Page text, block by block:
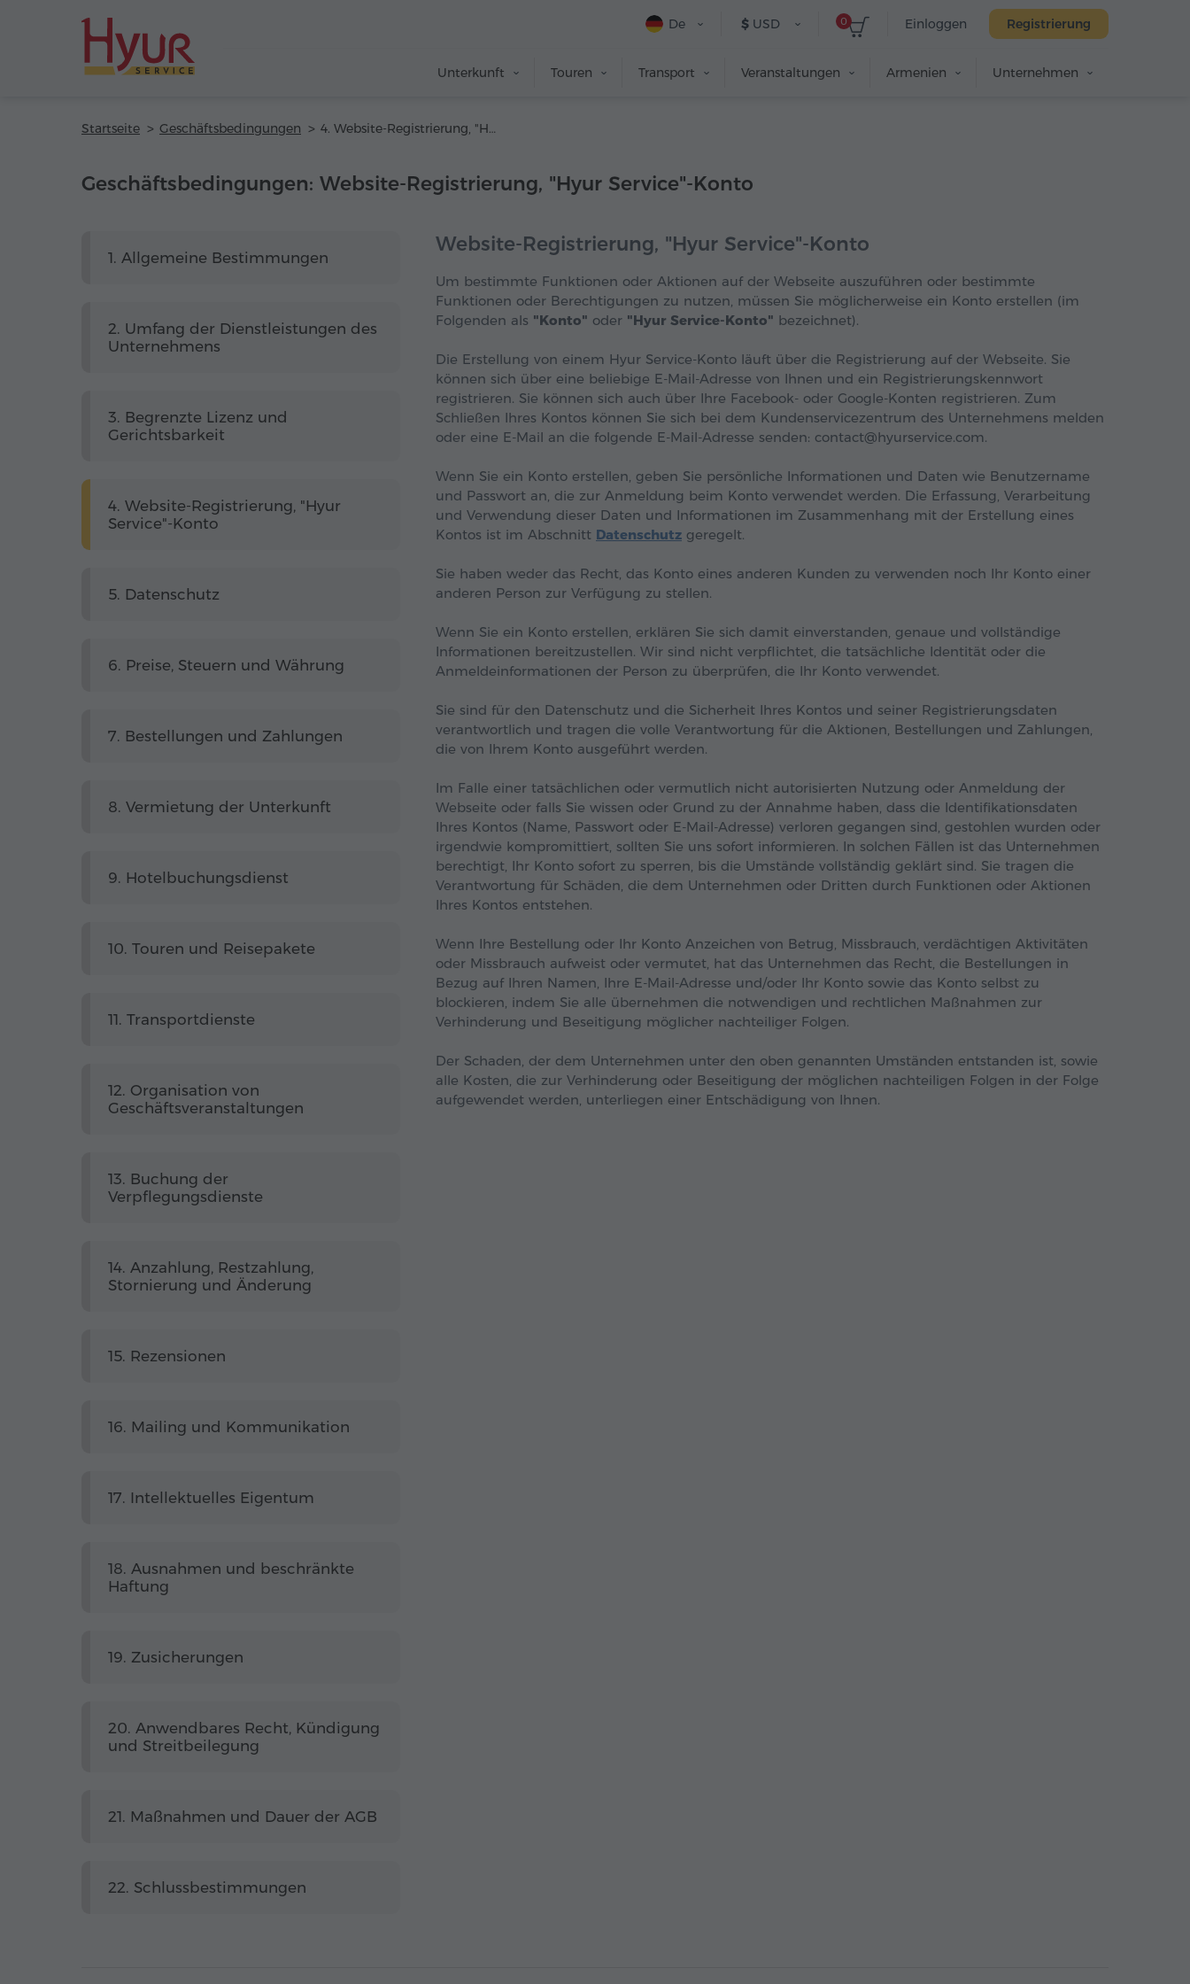
Einloggen Registrierung
0
$ USD
De
Unterkunft Touren Transport Veranstaltungen Armenien Unternehmen
Startseite Geschäftsbedingungen 4. Website-Registrierung, "Hyur Service"-Konto
Geschäftsbedingungen: Website-Registrierung, "Hyur Service"-Konto
1. Allgemeine Bestimmungen
2. Umfang der Dienstleistungen des
Unternehmens
3. Begrenzte Lizenz und
Gerichtsbarkeit
4. Website-Registrierung, "Hyur
Service"-Konto
5. Datenschutz
6. Preise, Steuern und Währung
7. Bestellungen und Zahlungen
8. Vermietung der Unterkunft
9. Hotelbuchungsdienst
10. Touren und Reisepakete
11. Transportdienste
12. Organisation von
Geschäftsveranstaltungen
13. Buchung der
Verpflegungsdienste
14. Anzahlung, Restzahlung,
Stornierung und Änderung
15. Rezensionen
16. Mailing und Kommunikation
17. Intellektuelles Eigentum
18. Ausnahmen und beschränkte
Haftung
19. Zusicherungen
20. Anwendbares Recht, Kündigung
und Streitbeilegung
21. Maßnahmen und Dauer der AGB
22. Schlussbestimmungen
Website-Registrierung, "Hyur Service"-Konto
Um bestimmte Funktionen oder Aktionen auf der Webseite auszuführen oder bestimmte
Funktionen oder Berechtigungen zu nutzen, müssen Sie möglicherweise ein Konto erstellen (im
Folgenden als "Konto" oder "Hyur Service-Konto" bezeichnet).
Die Erstellung von einem Hyur Service-Konto läuft über die Registrierung auf der Webseite. Sie
können sich über eine beliebige E-Mail-Adresse von Ihnen und ein Registrierungskennwort
registrieren. Sie können sich auch über Ihre Facebook- oder Google-Konten registrieren. Zum
Schließen Ihres Kontos können Sie sich bei dem Kundenservicezentrum des Unternehmens melden
oder eine E-Mail an die folgende E-Mail-Adresse senden: contact@hyurservice.com.
Wenn Sie ein Konto erstellen, geben Sie persönliche Informationen und Daten wie Benutzername
und Passwort an, die zur Anmeldung beim Konto verwendet werden. Die Erfassung, Verarbeitung
und Verwendung dieser Daten und Informationen im Zusammenhang mit der Erstellung eines
Kontos ist im Abschnitt Datenschutz geregelt.
Sie haben weder das Recht, das Konto eines anderen Kunden zu verwenden noch Ihr Konto einer
anderen Person zur Verfügung zu stellen.
Wenn Sie ein Konto erstellen, erklären Sie sich damit einverstanden, genaue und vollständige
Informationen bereitzustellen. Wir sind nicht verpflichtet, die tatsächliche Identität oder die
Anmeldeinformationen der Person zu überprüfen, die Ihr Konto verwendet.
Sie sind für den Datenschutz und die Sicherheit Ihres Kontos und seiner Registrierungsdaten
verantwortlich und tragen die volle Verantwortung für die Aktionen, Bestellungen und Zahlungen,
die von Ihrem Konto ausgeführt werden.
Im Falle einer tatsächlichen oder vermutlich nicht autorisierten Nutzung oder Anmeldung der
Webseite oder falls Sie wissen oder Grund zu der Annahme haben, dass die Identifikationsdaten
Ihres Kontos (Name, Passwort oder E-Mail-Adresse) verloren gegangen sind, gestohlen wurden oder
irgendwie kompromittiert, sollten Sie uns sofort informieren. In solchen Fällen ist das Unternehmen
berechtigt, Ihr Konto sofort zu sperren, bis die Umstände vollständig geklärt sind. Sie tragen die
Verantwortung für Schäden, die dem Unternehmen oder Dritten durch Funktionen oder Aktionen
Ihres Kontos entstehen.
Wenn Ihre Bestellung oder Ihr Konto Anzeichen von Betrug, Missbrauch, verdächtigen Aktivitäten
oder Missbrauch aufweist oder vermutet, hat das Unternehmen das Recht, die Bestellungen in
Bezug auf Ihren Namen, Ihre E-Mail-Adresse und/oder Ihr Konto sowie das Konto selbst zu
blockieren, indem Sie alle übernehmen die notwendigen und rechtlichen Maßnahmen zur
Verhinderung und Beseitigung möglicher nachteiliger Folgen.
Der Schaden, der dem Unternehmen unter den oben genannten Umständen entstanden ist, sowie
alle Kosten, die zur Verhinderung oder Beseitigung der möglichen nachteiligen Folgen in der Folge
aufgewendet werden, unterliegen einer Entschädigung von Ihnen.